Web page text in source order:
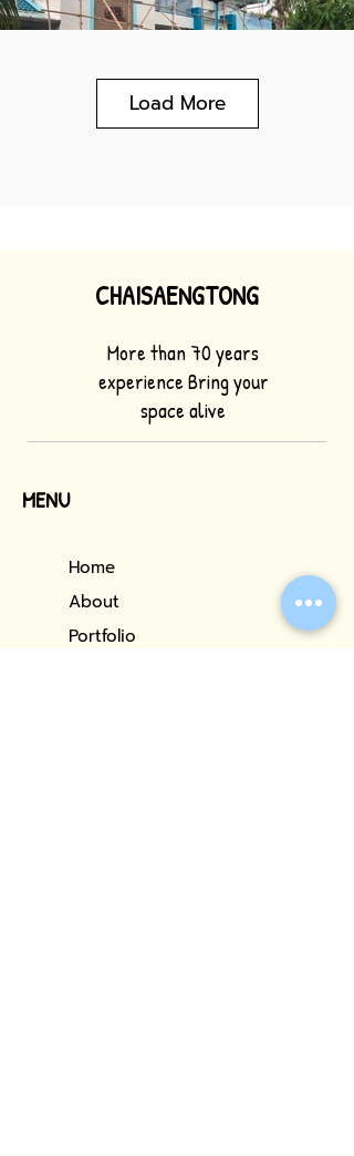
Load More
MENU
CHAISAENGTONG
More than 70 years
experience Bring your
space alive
Home
About
Portfolio